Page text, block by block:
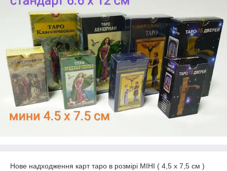
Нове надходження карт таро в розмірі МІНІ ( 4,5 х 7,5 см )